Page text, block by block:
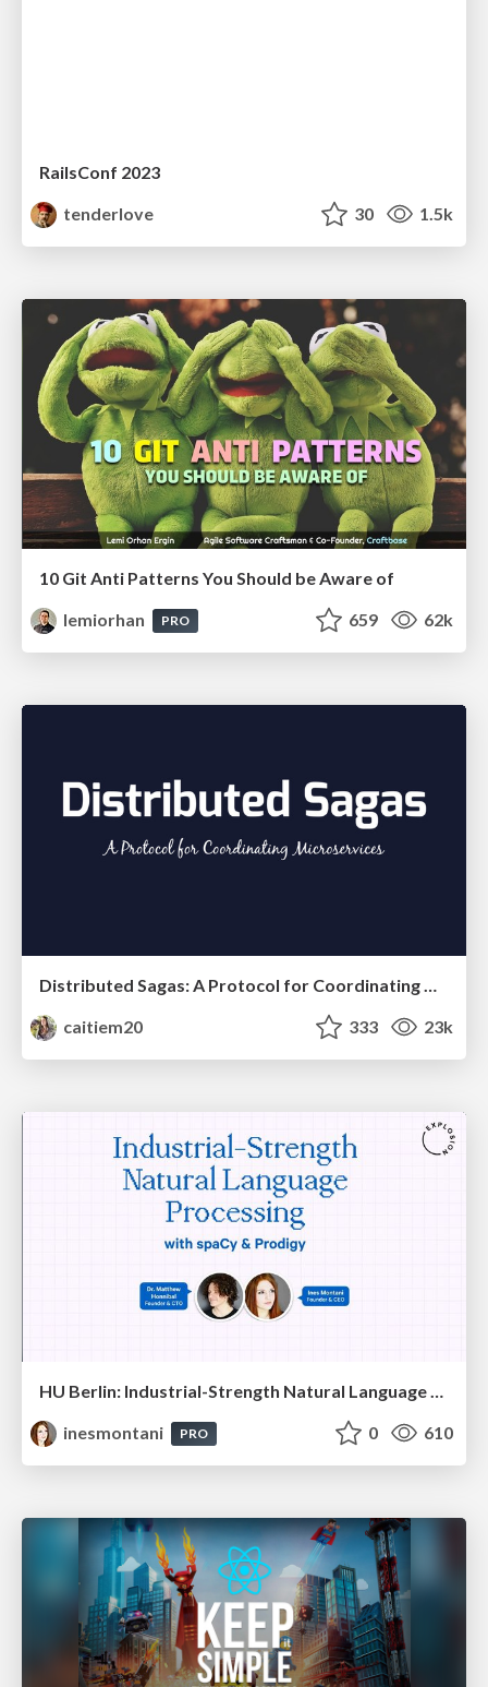
RailsConf 2023
tenderlove
30 1.5k
10 Git Anti Patterns You Should be Aware of
lemiorhan
PRO 659 62k
caitiem20
333 23k
HU Berlin: Industrial-Strength Natural Language Processing with spaCy and Prodigy
inesmontani
PRO 0 610